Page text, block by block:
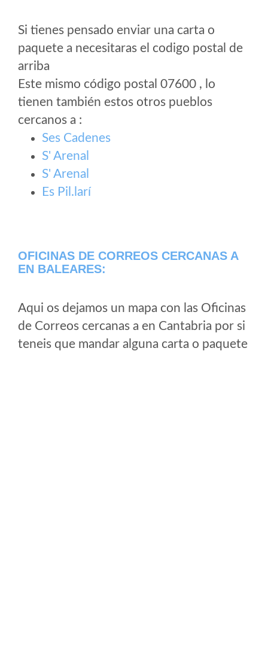
Si tienes pensado enviar una carta o
paquete a necesitaras el codigo postal de
arriba
Este mismo código postal 07600 , lo
tienen también estos otros pueblos
cercanos a :
Ses Cadenes
S' Arenal
S' Arenal
Es Pil.larí
OFICINAS DE CORREOS CERCANAS A
EN BALEARES:
Aqui os dejamos un mapa con las Oficinas
de Correos cercanas a en Cantabria por si
teneis que mandar alguna carta o paquete